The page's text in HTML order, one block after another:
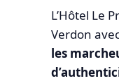
L’Hôtel Le
Verdon
les